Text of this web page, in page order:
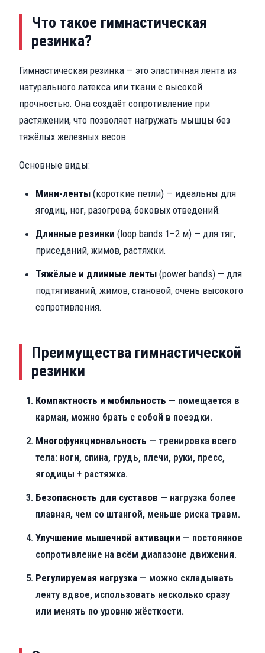
Что такое гимнастическая
резинка?
Гимнастическая резинка — это эластичная лента из
натурального латекса или ткани с высокой
прочностью. Она создаёт сопротивление при
растяжении, что позволяет нагружать мышцы без
тяжёлых железных весов.
Основные виды:
Мини-ленты (короткие петли) — идеальны для
ягодиц, ног, разогрева, боковых отведений.
Длинные резинки (loop bands 1–2 м) — для тяг,
приседаний, жимов, растяжки.
Тяжёлые и длинные ленты (power bands) — для
подтягиваний, жимов, становой, очень высокого
сопротивления.
Преимущества гимнастической
резинки
Компактность и мобильность — помещается в
карман, можно брать с собой в поездки.
Многофункциональность — тренировка всего
тела: ноги, спина, грудь, плечи, руки, пресс,
ягодицы + растяжка.
Безопасность для суставов — нагрузка более
плавная, чем со штангой, меньше риска травм.
Улучшение мышечной активации — постоянное
сопротивление на всём диапазоне движения.
Регулируемая нагрузка — можно складывать
ленту вдвое, использовать несколько сразу
или менять по уровню жёсткости.